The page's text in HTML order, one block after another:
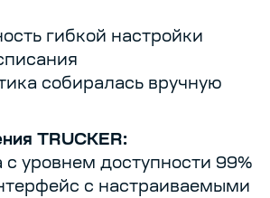
гибкой настройки
собиралась вручную
TRUCKER:
уровнем доступности 99%
с настраиваемыми